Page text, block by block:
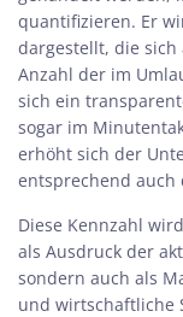
quantifizieren. Er
dargestellt, die
Anzahl der im
sich ein
sogar im
erhöht sich der
entsprechend
Diese Kennzahl
als Ausdruck der
sondern auch als
und wirtschaftliche